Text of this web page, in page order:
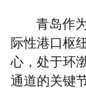
青岛作
际性港口枢
心，处于环
通道的关键